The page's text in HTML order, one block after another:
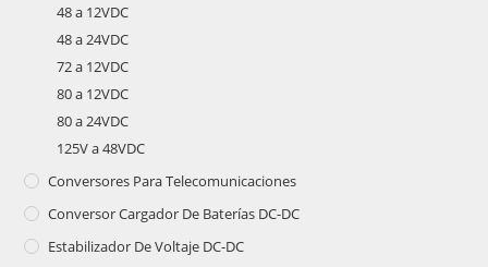
48 a 12VDC
48 a 24VDC
72 a 12VDC
80 a 12VDC
80 a 24VDC
125V a 48VDC
Conversores Para Telecomunicaciones
Conversor Cargador De Baterías DC-DC
Estabilizador De Voltaje DC-DC